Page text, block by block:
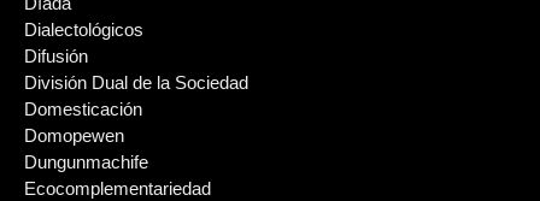
Dialectológicos
Difusión
División Dual de la Sociedad
Domesticación
Domopewen
Dungunmachife
Ecocomplementariedad